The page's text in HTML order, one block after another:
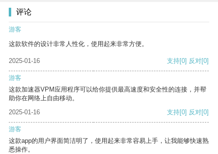
评论
游客
这款软件的设计非常人性化，使用起来非常方便。
2025-01-16 支持[0] 反对[0]
游客
这款加速器VPM应用程序可以给你提供最高速度和安全性的连接，并帮
助你在网络上自由移动。
2025-01-16
支持[0] 反对[0]
游客
这款app的用户界面简洁明了，使用起来非常容易上手，让我能够快速熟
悉操作。